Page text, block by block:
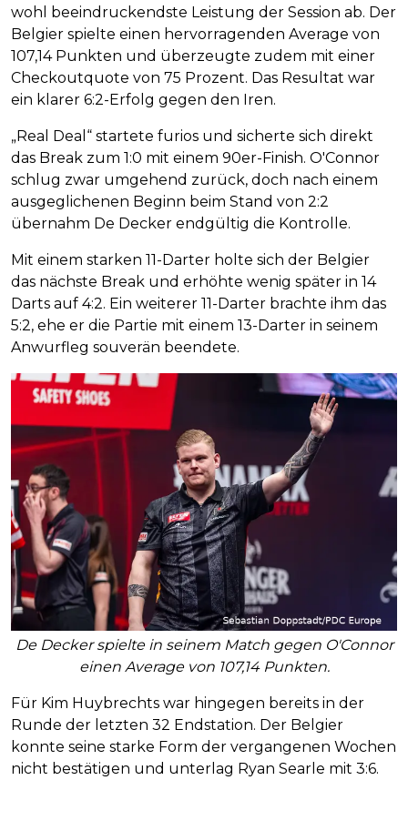
wohl beeindruckendste Leistung der Session ab. Der
Belgier spielte einen hervorragenden Average von
107,14 Punkten und überzeugte zudem mit einer
Checkoutquote von 75 Prozent. Das Resultat war
ein klarer 6:2-Erfolg gegen den Iren.
„Real Deal“ startete furios und sicherte sich direkt
das Break zum 1:0 mit einem 90er-Finish. O'Connor
schlug zwar umgehend zurück, doch nach einem
ausgeglichenen Beginn beim Stand von 2:2
übernahm De Decker endgültig die Kontrolle.
Mit einem starken 11-Darter holte sich der Belgier
das nächste Break und erhöhte wenig später in 14
Darts auf 4:2. Ein weiterer 11-Darter brachte ihm das
5:2, ehe er die Partie mit einem 13-Darter in seinem
Anwurfleg souverän beendete.
De Decker spielte in seinem Match gegen O'Connor
einen Average von 107,14 Punkten.
Für Kim Huybrechts war hingegen bereits in der
Runde der letzten 32 Endstation. Der Belgier
konnte seine starke Form der vergangenen Wochen
nicht bestätigen und unterlag Ryan Searle mit 3:6.